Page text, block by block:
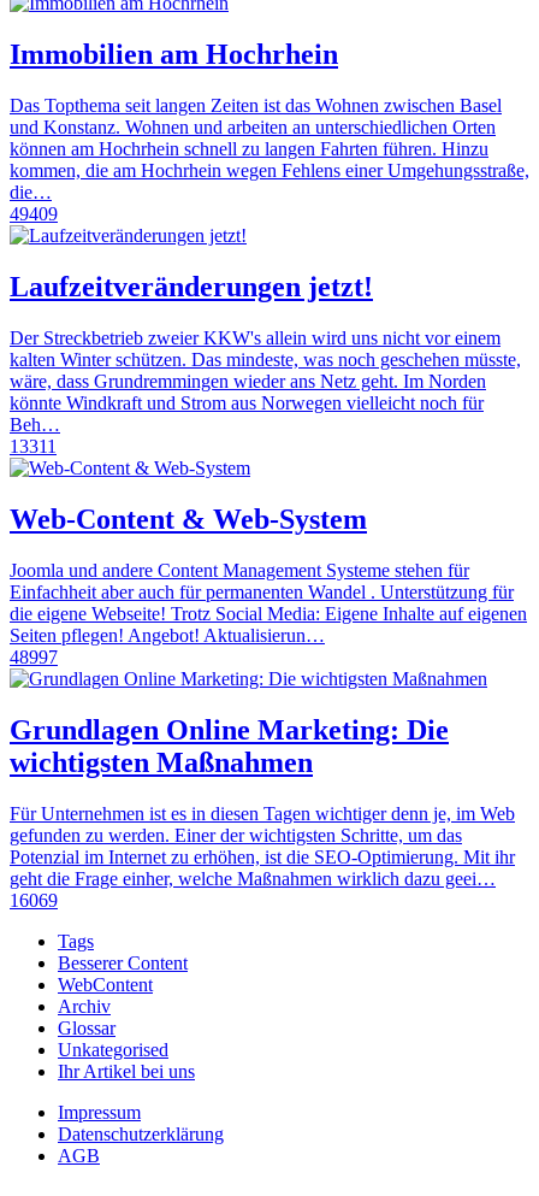
Immobilien am Hochrhein
Das Topthema seit langen Zeiten ist das Wohnen zwischen Basel
und Konstanz. Wohnen und arbeiten an unterschiedlichen Orten
können am Hochrhein schnell zu langen Fahrten führen. Hinzu
kommen, die am Hochrhein wegen Fehlens einer Umgehungsstraße,
die…
49409
Laufzeitveränderungen jetzt!
Der Streckbetrieb zweier KKW's allein wird uns nicht vor einem
kalten Winter schützen. Das mindeste, was noch geschehen müsste,
wäre, dass Grundremmingen wieder ans Netz geht. Im Norden
könnte Windkraft und Strom aus Norwegen vielleicht noch für
Beh…
13311
Web-Content & Web-System
Joomla und andere Content Management Systeme stehen für
Einfachheit aber auch für permanenten Wandel . Unterstützung für
die eigene Webseite! Trotz Social Media: Eigene Inhalte auf eigenen
Seiten pflegen! Angebot! Aktualisierun…
48997
Grundlagen Online Marketing: Die
wichtigsten Maßnahmen
Für Unternehmen ist es in diesen Tagen wichtiger denn je, im Web
gefunden zu werden. Einer der wichtigsten Schritte, um das
Potenzial im Internet zu erhöhen, ist die SEO-Optimierung. Mit ihr
geht die Frage einher, welche Maßnahmen wirklich dazu geei…
16069
Tags
Besserer Content
WebContent
Archiv
Glossar
Unkategorised
Ihr Artikel bei uns
Impressum
Datenschutzerklärung
AGB